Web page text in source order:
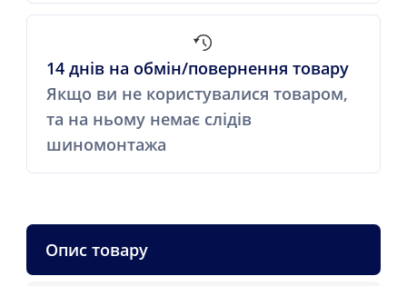
14 днів на обмін/повернення товару
Якщо ви не користувалися товаром,
та на ньому немає слідів
шиномонтажа
Опис товару